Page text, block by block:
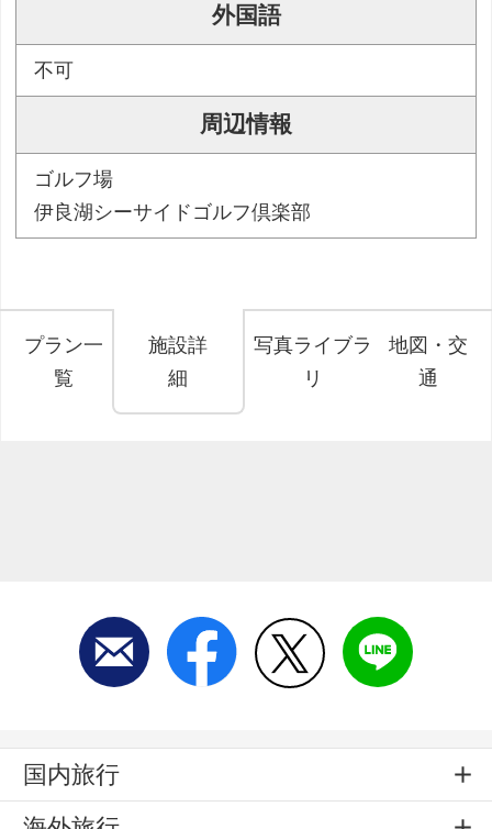
外国語
不可
周辺情報
ゴルフ場
伊良湖シーサイドゴルフ倶楽部
プラン一
覧
施設詳
細
写真ライブラ
リ
地図・交
通
国内旅行